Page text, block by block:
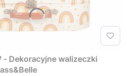
- Dekoracyjne walizeczki